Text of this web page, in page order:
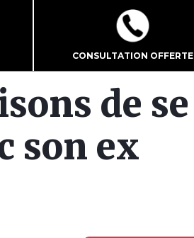
CONSULTATION OFFERTE
de se
son ex